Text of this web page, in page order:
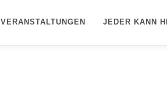
VERANSTALTUNGEN JEDER KANN